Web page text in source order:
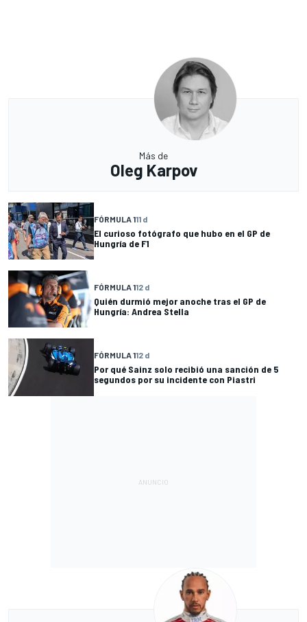
Más de
Oleg Karpov
FÓRMULA 111 d
El curioso fotógrafo que hubo en el GP de
Hungría de F1
FÓRMULA 112 d
Quién durmió mejor anoche tras el GP de
Hungría: Andrea Stella
FÓRMULA 112 d
Por qué Sainz solo recibió una sanción de 5
segundos por su incidente con Piastri